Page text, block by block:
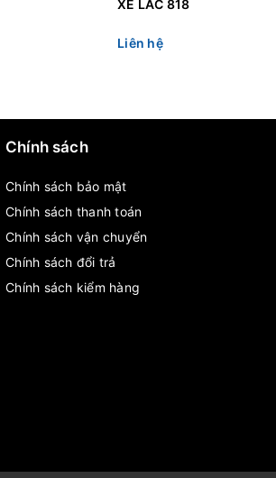
XE LẮC 818
Liên hệ
Chính sách
Chính sách bảo mật
Chính sách thanh toán
Chính sách vận chuyển
Chính sách đổi trả
Chính sách kiểm hàng